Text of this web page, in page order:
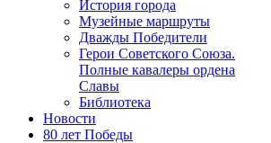
История города
Музейные маршруты
Дважды Победители
Герои Советского Союза.
Полные кавалеры ордена
Славы
Библиотека
Новости
80 лет Победы